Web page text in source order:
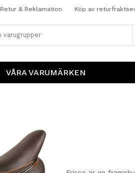
Retur & Reklamation Köp av
VÅRA VARUMÄRKEN